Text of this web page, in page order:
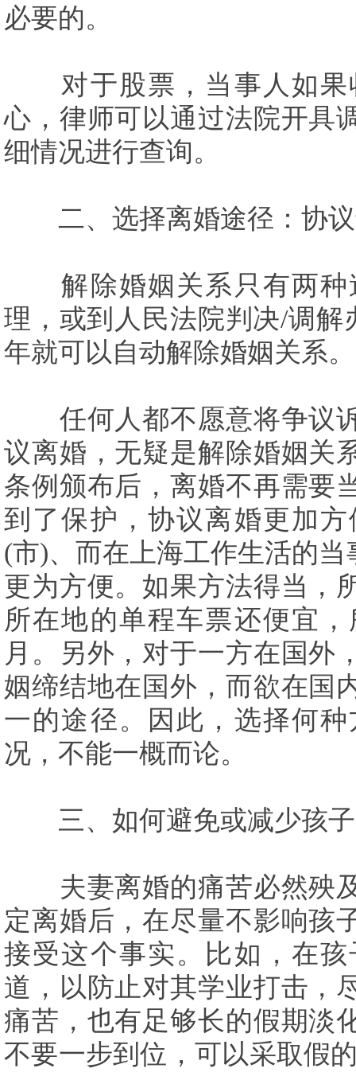
必要的。
对于股票，当事人如果
心，律师可以通过法院开具
细情况进行查询。
二、选择离婚途径：协议
解除婚姻关系只有两种
理，或到人民法院判决/调
年就可以自动解除婚姻关系。
任何人都不愿意将争议诉
议离婚，无疑是解除婚姻关
条例颁布后，离婚不再需要
到了保护，协议离婚更加
(市)、而在上海工作生活的
更为方便。如果方法得当，
所在地的单程车票还便宜
月。另外，对于一方在国外
姻缔结地在国外，而欲在国
一的途径。因此，选择何
况，不能一概而论。
三、如何避免或减少孩子
夫妻离婚的痛苦必然殃及
定离婚后，在尽量不影响孩
接受这个事实。比如，在
道，以防止对其学业打击，
痛苦，也有足够长的假期淡
不要一步到位，可以采取假